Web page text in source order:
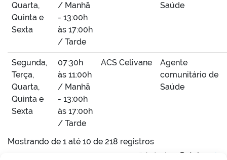
Quarta,
Quinta e
Sexta
/ Manhã
- 13:00h
às 17:00h
/ Tarde
Saúde
Segunda,
Terça,
Quarta,
Quinta e
Sexta
07:30h
às 11:00h
/ Manhã
- 13:00h
às 17:00h
/ Tarde
ACS Celivane
Agente
comunitário de
Saúde
Mostrando de 1 até 10 de 218 registros
Anterior
Próximo